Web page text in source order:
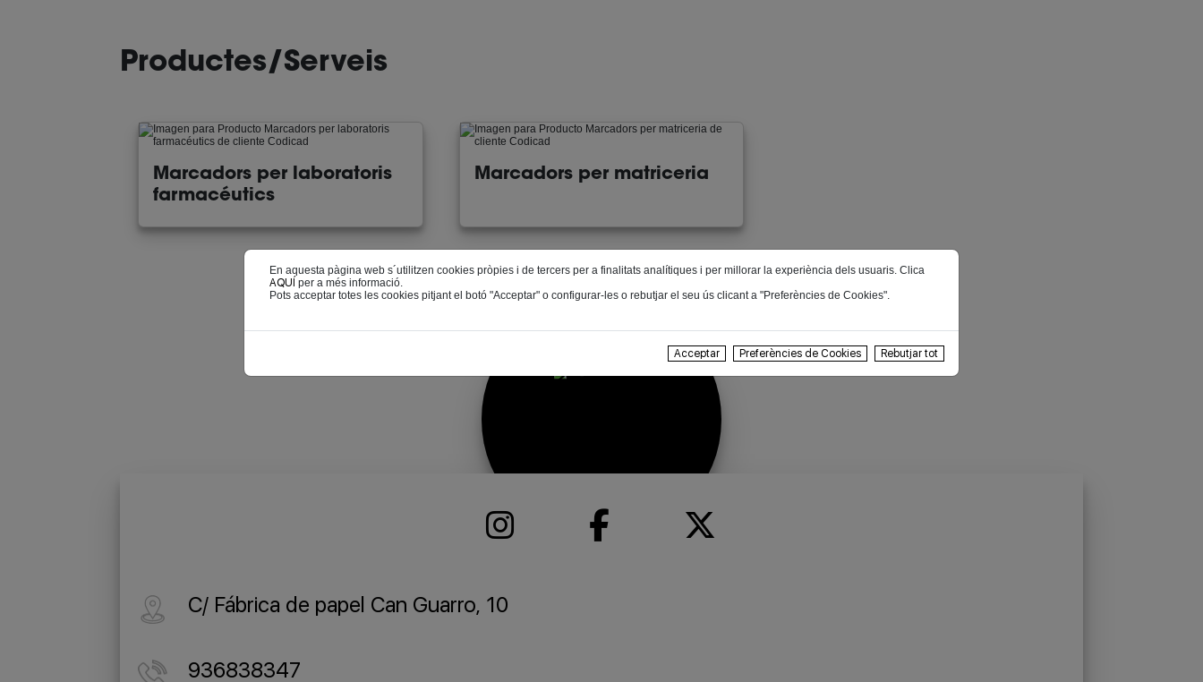
Productes/Serveis
Marcadors per laboratoris
farmacéutics
Marcadors per matriceria
C/ Fábrica de papel Can Guarro, 10
936838347
En aquesta pàgina web s´utilitzen cookies pròpies i de tercers per a finalitats analítiques i per millorar la experiència dels usuaris. Clica
AQUÍ per a més informació.
Pots acceptar totes les cookies pitjant el botó "Acceptar" o configurar-les o rebutjar el seu ús clicant a "Preferències de Cookies".
Acceptar Preferències de Cookies Rebutjar tot